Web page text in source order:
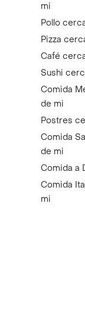
mi
Pollo
Pizza
Café
Sushi
Comida
de mi
Postres
Comida
de mi
Comida a
Comida
mi